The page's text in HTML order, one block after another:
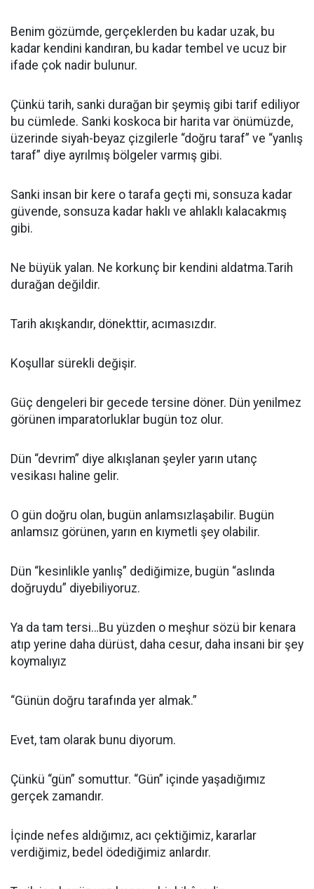
Benim gözümde, gerçeklerden bu kadar uzak, bu
kadar kendini kandıran, bu kadar tembel ve ucuz bir
ifade çok nadir bulunur.
Çünkü tarih, sanki durağan bir şeymiş gibi tarif ediliyor
bu cümlede. Sanki koskoca bir harita var önümüzde,
üzerinde siyah-beyaz çizgilerle “doğru taraf” ve “yanlış
taraf” diye ayrılmış bölgeler varmış gibi.
Sanki insan bir kere o tarafa geçti mi, sonsuza kadar
güvende, sonsuza kadar haklı ve ahlaklı kalacakmış
gibi.
Ne büyük yalan. Ne korkunç bir kendini aldatma.Tarih
durağan değildir.
Tarih akışkandır, dönekttir, acımasızdır.
Koşullar sürekli değişir.
Güç dengeleri bir gecede tersine döner. Dün yenilmez
görünen imparatorluklar bugün toz olur.
Dün “devrim” diye alkışlanan şeyler yarın utanç
vesikası haline gelir.
O gün doğru olan, bugün anlamsızlaşabilir. Bugün
anlamsız görünen, yarın en kıymetli şey olabilir.
Dün “kesinlikle yanlış” dediğimize, bugün “aslında
doğruydu” diyebiliyoruz.
Ya da tam tersi…Bu yüzden o meşhur sözü bir kenara
atıp yerine daha dürüst, daha cesur, daha insani bir şey
koymalıyız
“Günün doğru tarafında yer almak.”
Evet, tam olarak bunu diyorum.
Çünkü “gün” somuttur. “Gün” içinde yaşadığımız
gerçek zamandır.
İçinde nefes aldığımız, acı çektiğimiz, kararlar
verdiğimiz, bedel ödediğimiz anlardır.